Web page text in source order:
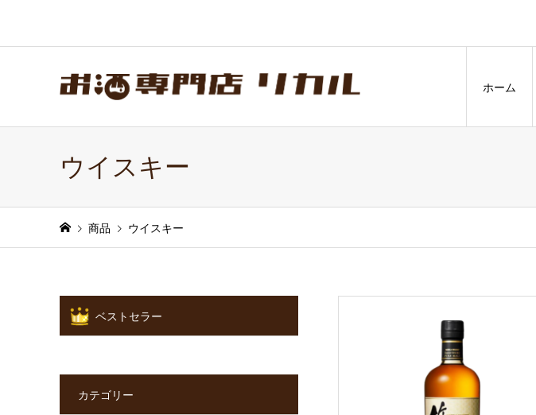
ホーム
ウイスキー
商品 ウイスキー
ベストセラー
カテゴリー